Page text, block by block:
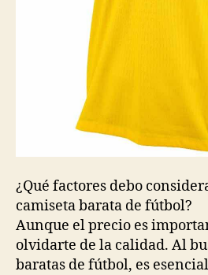
¿Qué factores debo
camiseta barata de fútbol?
Aunque el precio es
olvidarte de la calidad. Al
baratas de fútbol, es